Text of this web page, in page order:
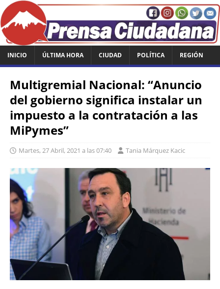
INICIO ÚLTIMA HORA CIUDAD POLÍTICA REGIÓN
Multigremial Nacional: “Anuncio
del gobierno significa instalar un
impuesto a la contratación a las
MiPymes”
Martes, 27 Abril, 2021 a las 07:40 Tania Márquez Kacic